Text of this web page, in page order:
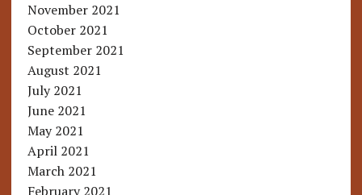
November 2021
October 2021
September 2021
August 2021
July 2021
June 2021
May 2021
April 2021
March 2021
February 2021